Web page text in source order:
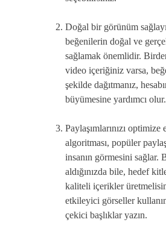
Doğal bir görünüm
beğenilerin doğal ve
sağlamak önemlidir.
video içeriğiniz varsa,
şekilde dağıtmanız,
büyümesine yardımcı olur.
Paylaşımlarınızı
algoritması, popüler
insanın görmesini sağlar.
aldığınızda bile, hedef
kaliteli içerikler
etkileyici görseller
çekici başlıklar yazın.